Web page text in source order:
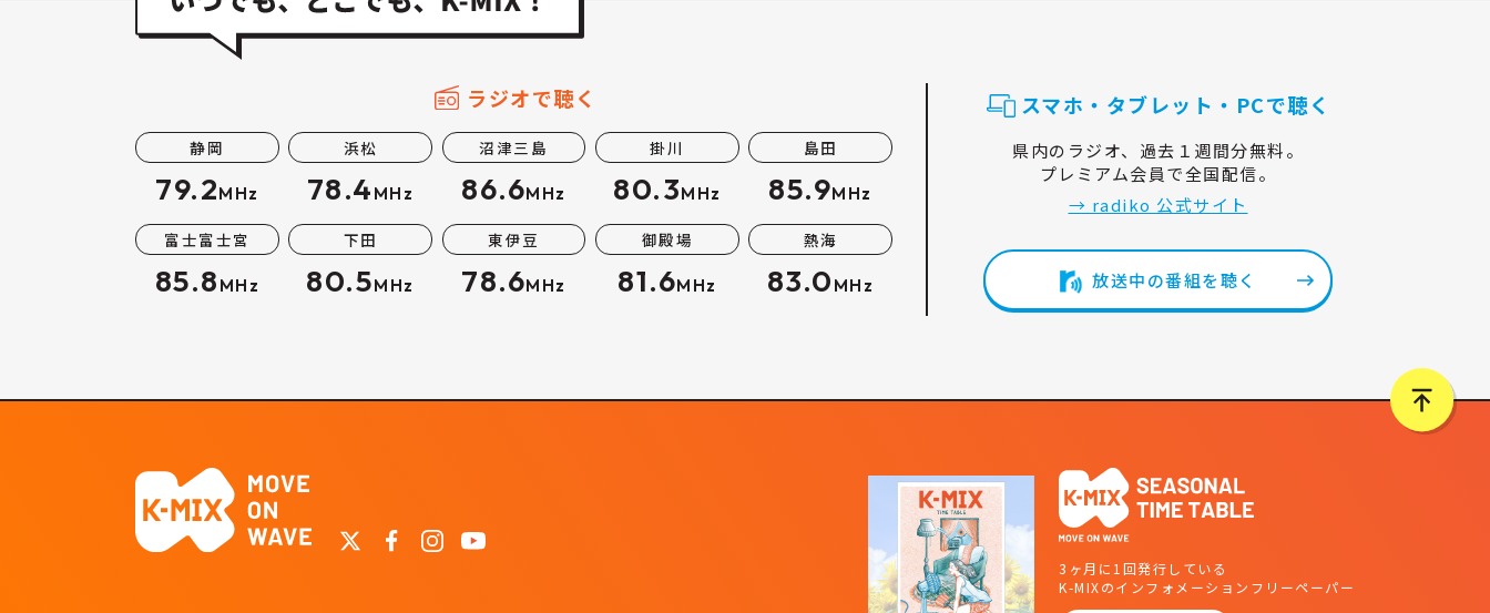
ラジオで聴く
静岡
79.2MHz
浜松
78.4 MHz
沼津三島
86.6MHz
掛川
80.3MHz
島田
85.9MHz
富士富士宮
85.8 MHz
下田
80.5MHz
東伊豆
78.6MHz
御殿場
81.6MHz
熱海
83.0 MHz
スマホ・タブレット・PCで聴く
県内のラジオ、過去１週間分無料。
プレミアム会員で全国配信。
→ radiko 公式サイト
放送中の番組を聴く
3ヶ月に1回発行している
K-MIXのインフォメーションフリーペーパー